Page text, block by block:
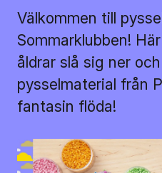
Kalendarium
Aktuella biljettsläpp
Presentkort på UKK
Välkommen till
Sommarklubben!
åldrar slå sig ner
pysselmaterial från
fantasin flöda!